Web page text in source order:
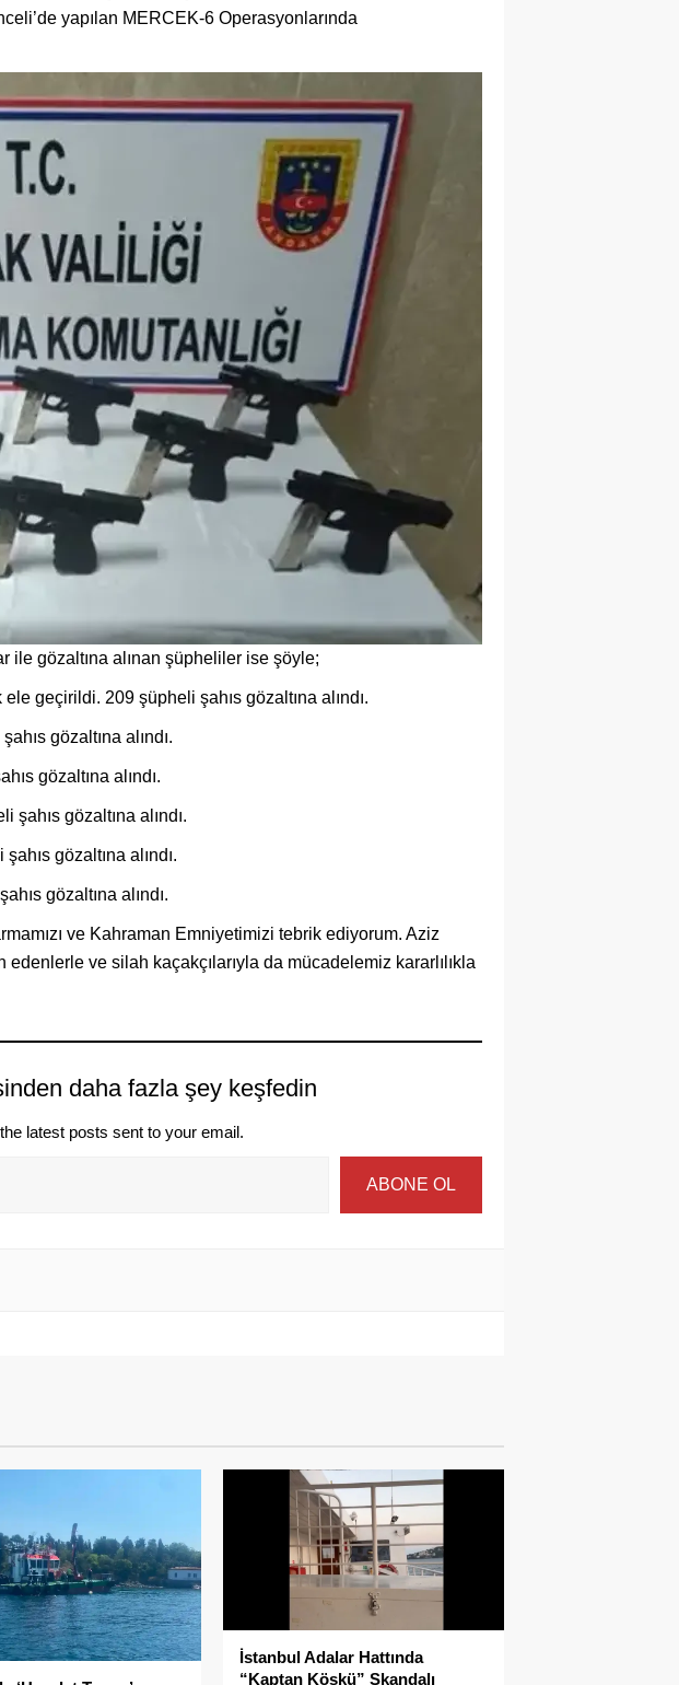
yapılan MERCEK-6 Operasyonlarında
ile gözaltına alınan şüpheliler ise şöyle;
geçirildi. 209 şüpheli şahıs gözaltına alındı.
gözaltına alındı.
gözaltına alındı.
gözaltına alındı.
gözaltına alındı.
gözaltına alındı.
ve Kahraman Emniyetimizi tebrik ediyorum. Aziz
ve silah kaçakçılarıyla da mücadelemiz kararlılıkla
daha fazla şey keşfedin
latest posts sent to your email.
ABONE OL
İstanbul Adalar Hattında
“Kaptan Köşkü” Skandalı